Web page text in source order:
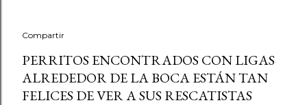
Compartir
PERRITOS ENCONTRADOS CON LIGAS
ALREDEDOR DE LA BOCA ESTÁN TAN
FELICES DE VER A SUS RESCATISTAS